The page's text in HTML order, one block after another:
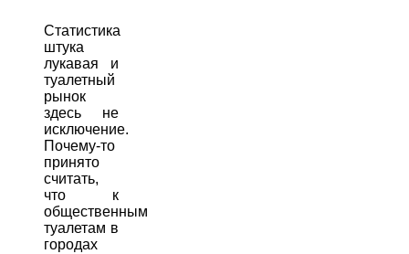
Статистика
штука
лукавая и
туалетный
рынок
здесь не
исключение.
Почему-то
принято
считать,
что к
общественным
туалетам в
городах